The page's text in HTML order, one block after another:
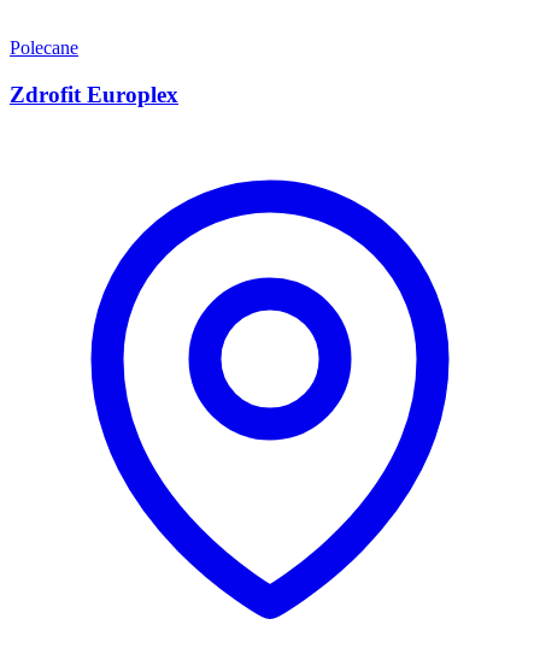
Polecane
Zdrofit Europlex